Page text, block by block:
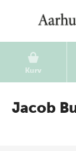
Kurv
Jacob